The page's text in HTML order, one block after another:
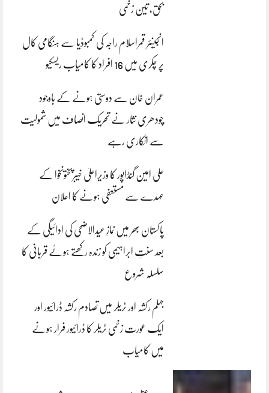
بحق، تین زخمی
انجینئر قمراسلام راجہ کی کمبوڈیا سے ہنگامی کال
پر چکری میں 16 افراد کا کامیاب ریسکیو
عمران خان سے دوستی ہونے کے باوجود
چودھری نثار نے تحریک انصاف میں شمولیت
سے انکاری رہے
علی امین گنڈاپور کا وزیراعلیٰ خیبرپختونخوا کے
عہدے سے مستعفی ہونے کا اعلان
پاکستان بھر میں نمازِ عیدالاضحی کی ادائیگی کے
بعد سنتِ ابراہیمی کو زندہ رکھتے ہوئے قربانی کا
سلسلہ شروع
جہلم رکشہ اور ٹریلر میں تصادم رکشہ ڈرائیور اور
ایک عورت زخمی ٹریلر کا ڈرائیور فرار ہونے
میں کامیاب